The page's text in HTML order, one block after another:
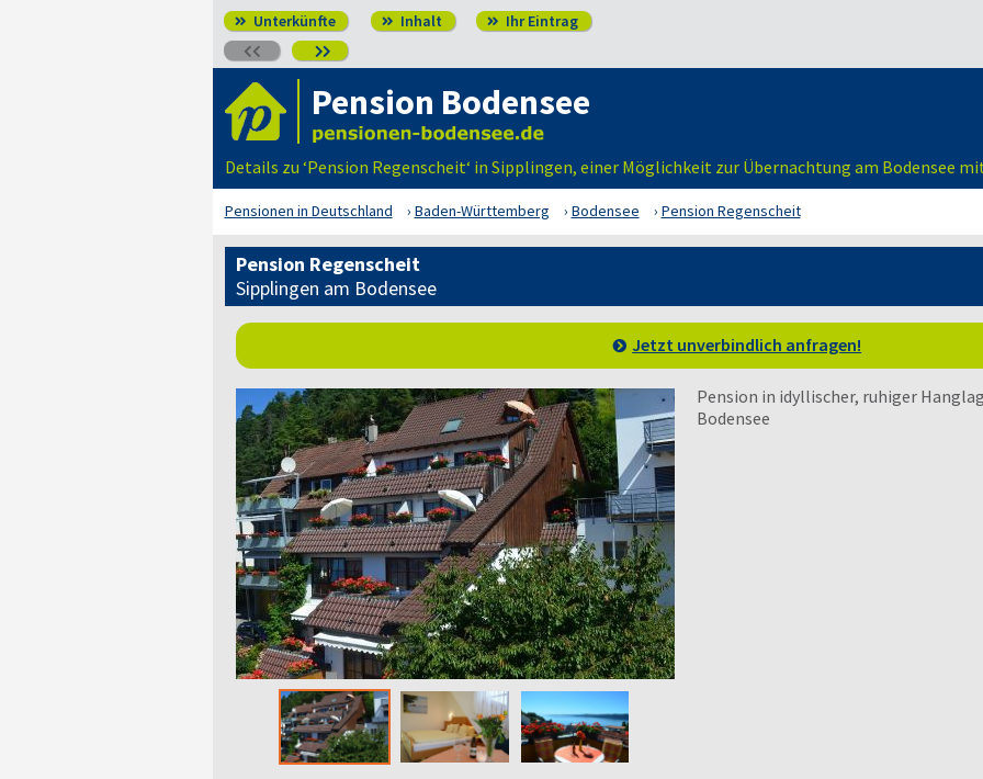
 Unterkünfte  Inhalt  Ihr Eintrag
 
Pension Bodensee
Details zu ‘Pension Regenscheit‘ in Sipplingen, einer Möglichkeit zur Übernachtung am Bodensee
Pensionen in Deutschland Baden-Württemberg Bodensee Pension Regenscheit
Pension Regenscheit
Sipplingen am Bodensee
Jetzt unverbindlich anfragen!
Pension in idyllischer, ruhiger
Bodensee